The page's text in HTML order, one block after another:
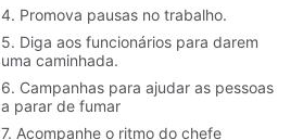
4. Promova pausas no trabalho.
5. Diga aos funcionários para darem
uma caminhada.
6. Campanhas para ajudar as pessoas
a parar de fumar
7. Acompanhe o ritmo do chefe